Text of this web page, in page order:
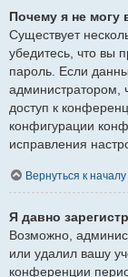
Почему я не могу
Существует
убедитесь, что вы
пароль. Если
администратором,
доступ к
конфигурации
исправления
Вернуться к началу
Я давно
Возможно,
или удалил вашу
конференции